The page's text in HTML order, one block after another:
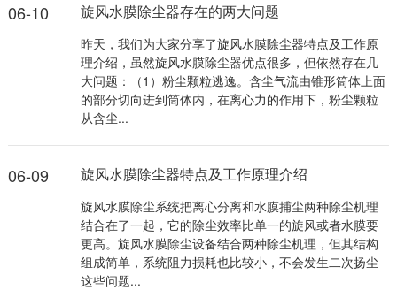
06-10 旋风水膜除尘器存在的两大问题
昨天，我们为大家分享了旋风水膜除尘器特点及工作原
理介绍，虽然旋风水膜除尘器优点很多，但依然存在几
大问题：（1）粉尘颗粒逃逸。含尘气流由锥形筒体上面
的部分切向进到筒体内，在离心力的作用下，粉尘颗粒
从含尘...
06-09 旋风水膜除尘器特点及工作原理介绍
旋风水膜除尘系统把离心分离和水膜捕尘两种除尘机理
结合在了一起，它的除尘效率比单一的旋风或者水膜要
更高。旋风水膜除尘设备结合两种除尘机理，但其结构
组成简单，系统阻力损耗也比较小，不会发生二次扬尘
这些问题...